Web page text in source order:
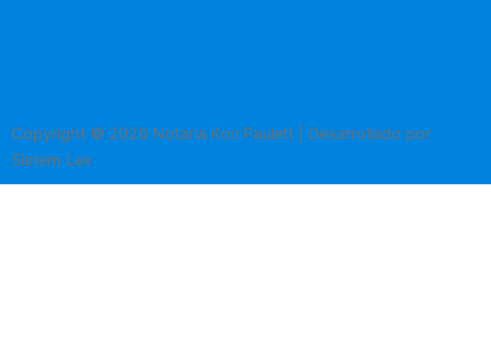
Copyright © 2026 Notaria Kori Paulett | Desarrollado por
Sistem Lex